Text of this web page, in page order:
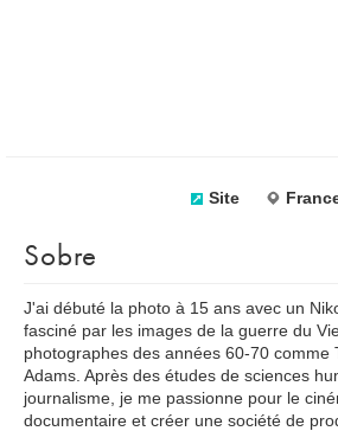
Site
Sobre
J'ai débuté la photo à 15 ans avec un
fasciné par les images de la guerre du
photographes des années 60-70 comme
Adams. Après des études de sciences
journalisme, je me passionne pour le
documentaire et créer une société de